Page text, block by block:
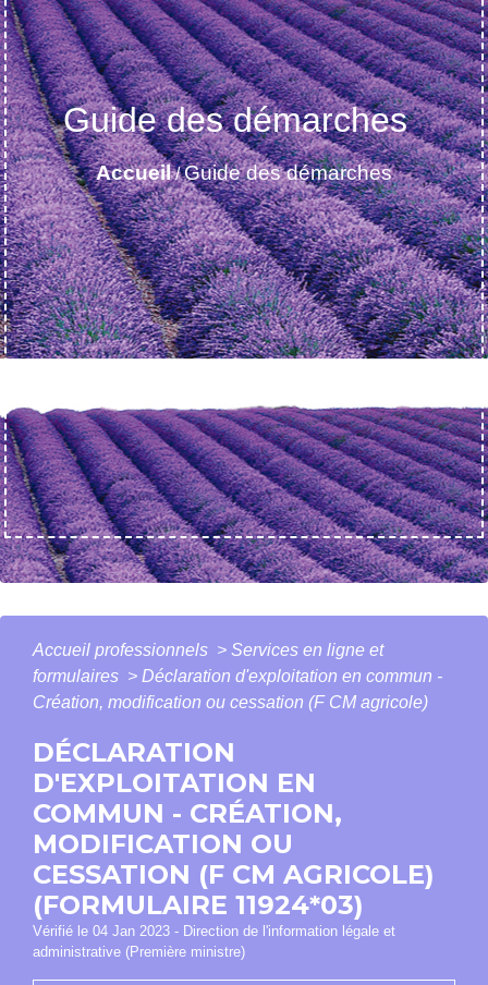
Guide des démarches
Accueil/Guide des démarches
Accueil professionnels > Services en ligne et
formulaires > Déclaration d'exploitation en commun -
Création, modification ou cessation (F CM agricole)
DÉCLARATION
D'EXPLOITATION EN
COMMUN - CRÉATION,
MODIFICATION OU
CESSATION (F CM AGRICOLE)
(FORMULAIRE 11924*03)
Vérifié le 04 Jan 2023 - Direction de l'information légale et
administrative (Première ministre)